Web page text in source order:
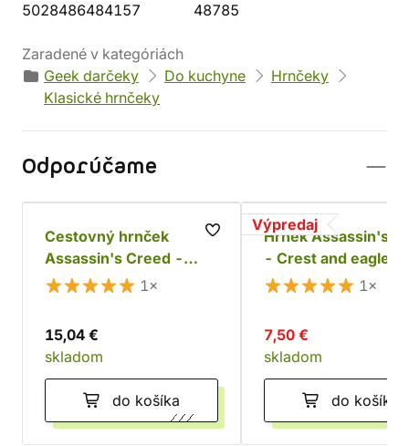
5028486484157
48785
Zaradené v kategóriách
Geek darčeky
Do kuchyne
Hrnčeky
Klasické hrnčeky
Odporúčame
Cestovný hrnček
Assassin's Creed -
Logo
1×
15,04 €
skladom
do košíka
Výpredaj
Hrnek Assassin's
- Crest and eagle
Mirage
1×
7,50 €
skladom
do košíka